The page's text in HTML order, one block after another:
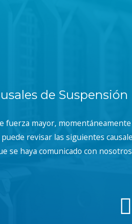
de Suspensión
fuerza mayor,
revisar las siguientes
se haya comunicado con